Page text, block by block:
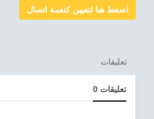
اضغط هنا لتعيين كنغمة اتصال
تعليقات
0 تعليقات